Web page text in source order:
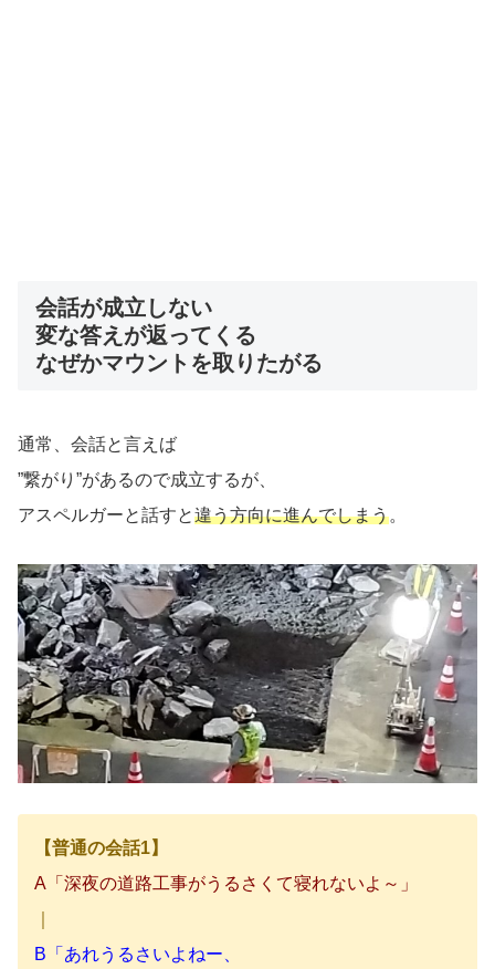
会話が成立しない
変な答えが返ってくる
なぜかマウントを取りたがる
通常、会話と言えば
”繋がり”があるので成立するが、
アスペルガーと話すと違う方向に進んでしまう。
【普通の会話1】
A「深夜の道路工事がうるさくて寝れないよ～」
B「あれうるさいよねー、